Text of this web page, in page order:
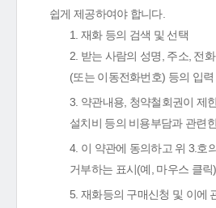
쉽게 제공하여야 합니다.
1. 재화 등의 검색 및 선택
2. 받는 사람의 성명, 주소, 전
(또는 이동전화번호) 등의 입력
3. 약관내용, 청약철회권이 제
설치비 등의 비용부담과 관련
4. 이 약관에 동의하고 위 3.호
거부하는 표시(예, 마우스 클릭)
5. 재화등의 구매신청 및 이에